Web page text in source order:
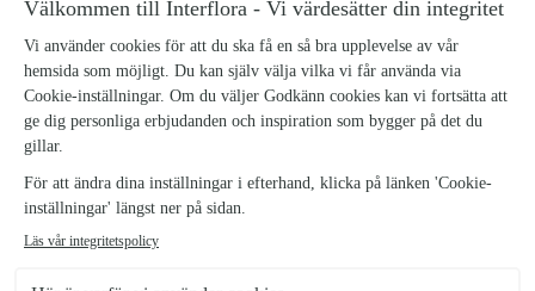
Malmö
★★★★★3.1 (22)
Södra Förstadsgatan 19
Se butiken